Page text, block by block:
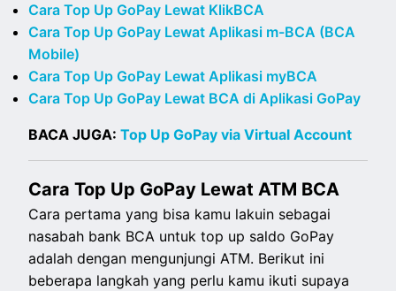
Cara Top Up GoPay Lewat KlikBCA
Cara Top Up GoPay Lewat Aplikasi m-BCA (BCA
Mobile)
Cara Top Up GoPay Lewat Aplikasi myBCA
Cara Top Up GoPay Lewat BCA di Aplikasi GoPay
BACA JUGA:Top Up GoPay via Virtual Account
Cara Top Up GoPay Lewat ATM BCA
Cara pertama yang bisa kamu lakuin sebagai
nasabah bank BCA untuk top up saldo GoPay
adalah dengan mengunjungi ATM. Berikut ini
beberapa langkah yang perlu kamu ikuti supaya